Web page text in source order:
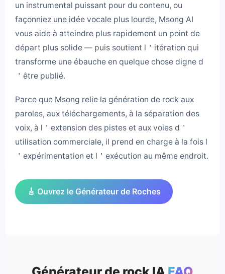
un instrumental puissant pour du contenu, ou
façonniez une idée vocale plus lourde, Msong AI
vous aide à atteindre plus rapidement un point de
départ plus solide — puis soutient l＇itération qui
transforme une ébauche en quelque chose digne d
＇être publié.
Parce que Msong relie la génération de rock aux
paroles, aux téléchargements, à la séparation des
voix, à l＇extension des pistes et aux voies d＇
utilisation commerciale, il prend en charge à la fois l
＇expérimentation et l＇exécution au même endroit.
🎸 Ouvrez le Générateur de Roches